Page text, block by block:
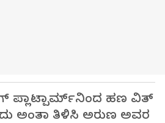
ಪ್ಲಾಟ್ಪಾರ್ಮ್‌ನಿಂದ ಹಣ ವಿತ್‌
ಅಂತಾ ತಿಳಿಸಿ ಅರುಣ ಅವರ